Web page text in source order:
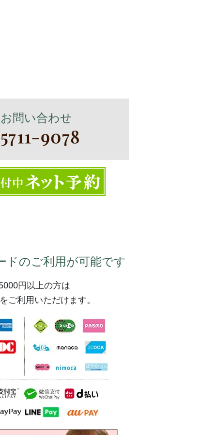
問い合わせ
ドのご利用が可能です
円以上の方は
ご利用いただけます。